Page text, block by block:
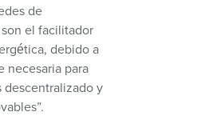
de
el facilitador
debido a
necesaria para
descentralizado y